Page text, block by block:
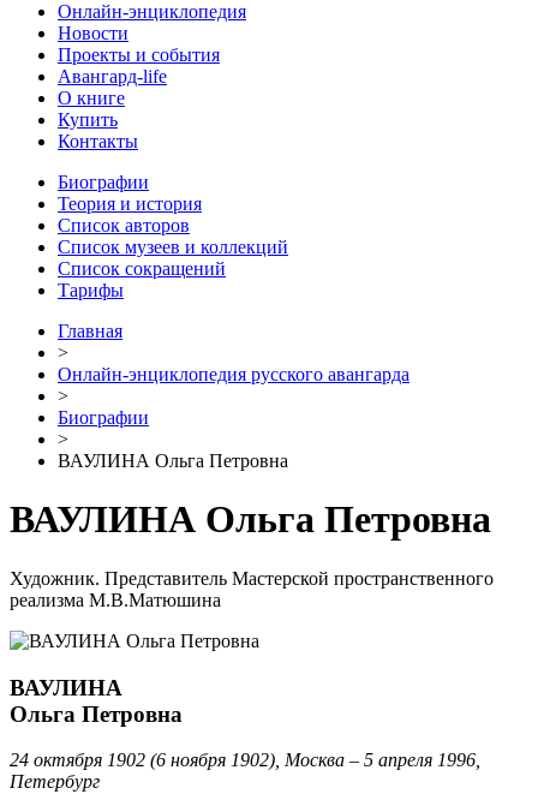
Онлайн-энциклопедия
Новости
Проекты и события
Авангард-life
О книге
Купить
Контакты
Биографии
Теория и история
Список авторов
Список музеев и коллекций
Список сокращений
Тарифы
Главная
>
Онлайн-энциклопедия русского авангарда
>
Биографии
>
ВАУЛИНА Ольга Петровна
ВАУЛИНА Ольга Петровна
Художник. Представитель Мастерской пространственного
реализма М.В.Матюшина
ВАУЛИНА
Ольга Петровна
24 октября 1902 (6 ноября 1902), Москва – 5 апреля 1996,
Петербург